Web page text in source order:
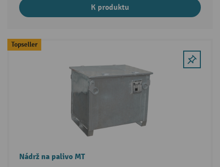
K produktu
Topseller
Nádrž na palivo MT